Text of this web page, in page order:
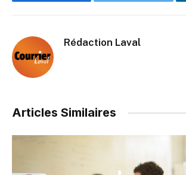
Rédaction Laval
Articles Similaires